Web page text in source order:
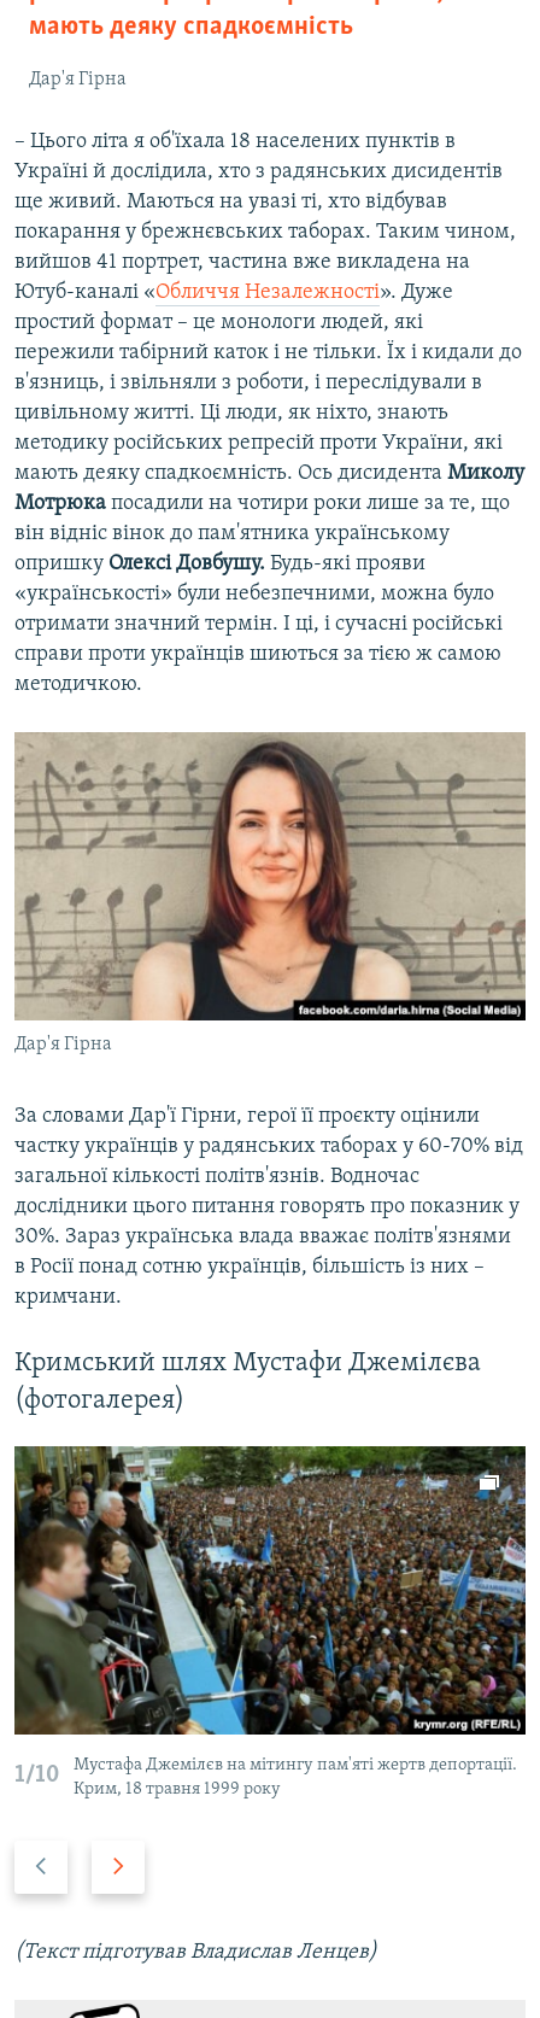
мають деяку спадкоємність
Дар'я Гірна
– Цього літа я об'їхала 18 населених пунктів в
Україні й дослідила, хто з радянських дисидентів
ще живий. Маються на увазі ті, хто відбував
покарання у брежнєвських таборах. Таким чином,
вийшов 41 портрет, частина вже викладена на
Ютуб-каналі «Обличчя Незалежності». Дуже
простий формат – це монологи людей, які
пережили табірний каток і не тільки. Їх і кидали до
в'язниць, і звільняли з роботи, і переслідували в
цивільному житті. Ці люди, як ніхто, знають
методику російських репресій проти України, які
мають деяку спадкоємність. Ось дисидента Миколу
Мотрюка посадили на чотири роки лише за те, що
він відніс вінок до пам'ятника українському
опришку Олексі Довбушу. Будь-які прояви
«українськості» були небезпечними, можна було
отримати значний термін. І ці, і сучасні російські
справи проти українців шиються за тією ж самою
методичкою.
Дар'я Гірна
За словами Дар'ї Гірни, герої її проєкту оцінили
частку українців у радянських таборах у 60-70% від
загальної кількості політв'язнів. Водночас
дослідники цього питання говорять про показник у
30%. Зараз українська влада вважає політв'язнями
в Росії понад сотню українців, більшість із них –
кримчани.
Кримський шлях Мустафи Джемілєва
(фотогалерея)
1/10
Мустафа Джемілєв на мітингу пам'яті жертв депортації.
Крим, 18 травня 1999 року
v
t
l
(Текст підготував Владислав Ленцев)